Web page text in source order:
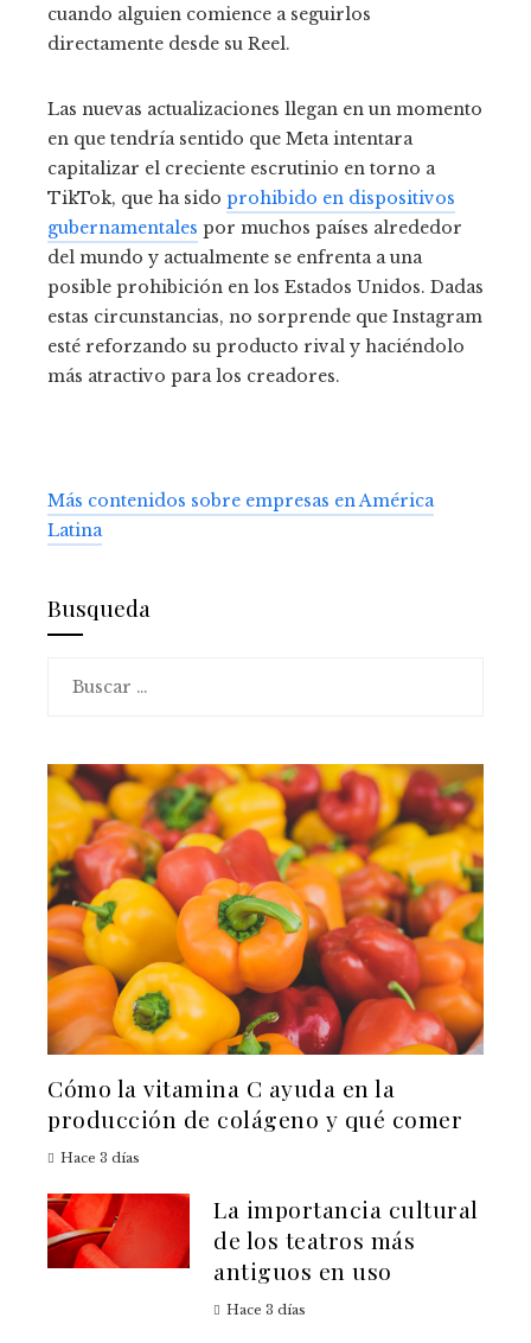
cuando alguien comience a seguirlos
directamente desde su Reel.
Las nuevas actualizaciones llegan en un momento
en que tendría sentido que Meta intentara
capitalizar el creciente escrutinio en torno a
TikTok, que ha sido prohibido en dispositivos
gubernamentales por muchos países alrededor
del mundo y actualmente se enfrenta a una
posible prohibición en los Estados Unidos. Dadas
estas circunstancias, no sorprende que Instagram
esté reforzando su producto rival y haciéndolo
más atractivo para los creadores.
Más contenidos sobre empresas en América
Latina
Busqueda
Cómo la vitamina C ayuda en la
producción de colágeno y qué comer
Hace 3 días
La importancia cultural
de los teatros más
antiguos en uso
Hace 3 días